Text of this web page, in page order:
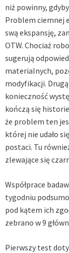
niż powinny,
Problem ciemnej
swą ekspansję,
OTW. Chociaż
sugerują
materialnych,
modyfikacji.
konieczność
kończą się
że problem ten
której nie udało
postaci. Tu
zlewające się
Współprace
tygodniu
pod kątem ich
zebrano w 9
Pierwszy test